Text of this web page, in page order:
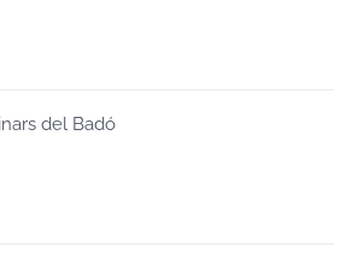
del Badó